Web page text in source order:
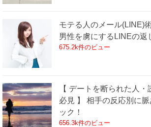
モテる人のメール(LINE)
男性を虜にするLINEの返
675.2k件のビュー
【 デートを断られた人・
必見 】 相手の反応別に
ック！
656.3k件のビュー